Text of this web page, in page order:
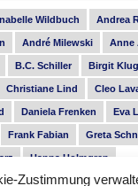
Zustimmung
Wildbuch Andrea
André Milewski Anne
B.C. Schiller Birgit
Christiane Lind Cleo
Daniela Frenken Eva
Frank Fabian Greta
Hanna Holmgren
Ina Glahe Ivo Pala